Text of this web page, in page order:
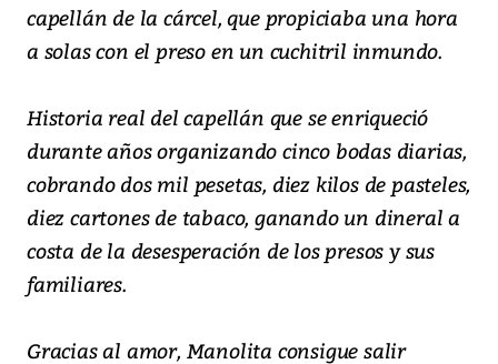
capellán de la cárcel, que propiciaba una hora
a solas con el preso en un cuchitril inmundo.
Historia real del capellán que se enriqueció
durante años organizando cinco bodas diarias,
cobrando dos mil pesetas, diez kilos de pasteles,
diez cartones de tabaco, ganando un dineral a
costa de la desesperación de los presos y sus
familiares.
Gracias al amor, Manolita consigue salir